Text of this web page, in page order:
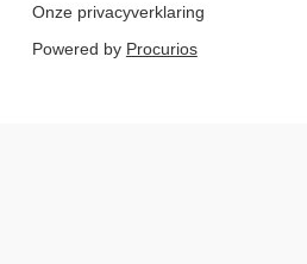
Onze privacyverklaring
Powered by Procurios